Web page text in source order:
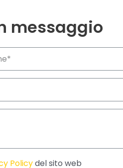
messaggio
Policydel sito web